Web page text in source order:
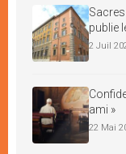
publie
2 Juil
ami »
22 Mai